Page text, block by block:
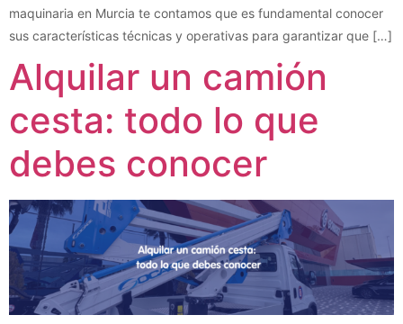
maquinaria en Murcia te contamos que es fundamental conocer
sus características técnicas y operativas para garantizar que […]
Alquilar un camión
cesta: todo lo que
debes conocer